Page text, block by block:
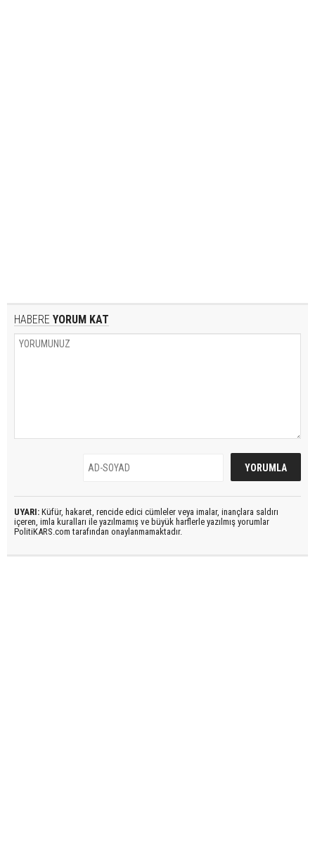
HABERE YORUM KAT
UYARI: Küfür, hakaret, rencide edici cümleler veya imalar, inançlara saldırı
içeren, imla kuralları ile yazılmamış ve büyük harflerle yazılmış yorumlar
PolitiKARS.com tarafından onaylanmamaktadır.